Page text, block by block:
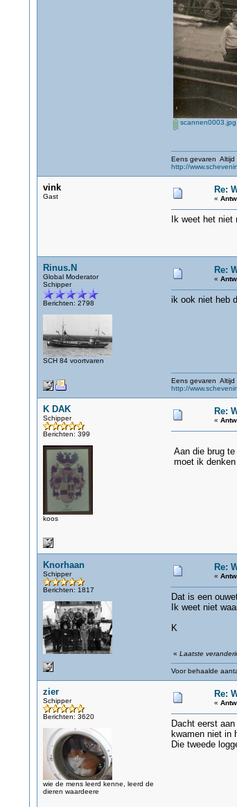
scannen0003.jpg
Eens gevaren Altijd
http://
vink
Gast
Re:
«
Ik weet het niet
Rinus.N
Global Moderator
Schipper
Berichten: 2798
SCH 84 voortvaren
Re:
«
ik ook niet heb
Eens gevaren Altijd
http://
K DAK
Schipper
Berichten: 399
koos
Re:
«
Aan die brug
moet ik
Knorhaan
Schipper
Berichten: 1817
Re:
«
Dat is een
Ik weet niet
K
« Laatste
Voor behaalde
zier
Schipper
Berichten: 3620
wie de mens leerd kenne, leerd de
dieren waardeere
Re:
«
Dacht eerst
kwamen niet in
Die tweede